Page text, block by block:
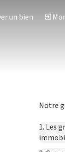
un bien
Notre
1. Les